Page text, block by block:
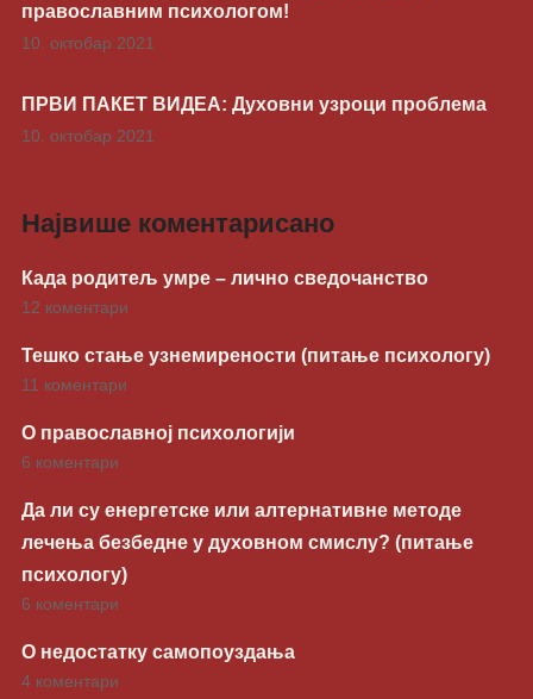
православним психологом!
10. октобар 2021
ПРВИ ПАКЕТ ВИДЕА: Духовни узроци проблема
10. октобар 2021
Највише коментарисано
Када родитељ умре – лично сведочанство
12 коментари
Тешко стање узнемирености (питање психологу)
11 коментари
О православној психологији
6 коментари
Да ли су енергетске или алтернативне методе
лечења безбедне у духовном смислу? (питање
психологу)
6 коментари
О недостатку самопоуздања
4 коментари